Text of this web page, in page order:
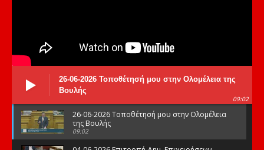
26-06-2026 Τοποθέτησή μου στην Ολομέλεια της
Βουλής
09:02
26-06-2026 Τοποθέτησή μου στην Ολομέλεια
της Βουλής
09:02